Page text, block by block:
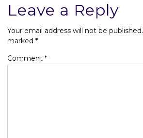
Leave a Reply
Your email address will not be published.
marked *
Comment *